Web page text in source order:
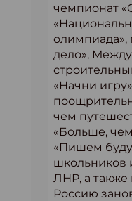
чемпионат
олимпиада»,
дело»,
«Начни
чем
«Больше,
«Пишем
школьников
ЛНР, а также
Россию